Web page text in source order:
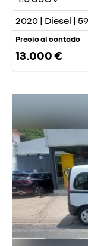
2020 | Diesel |
Precio al contado
13.000 €